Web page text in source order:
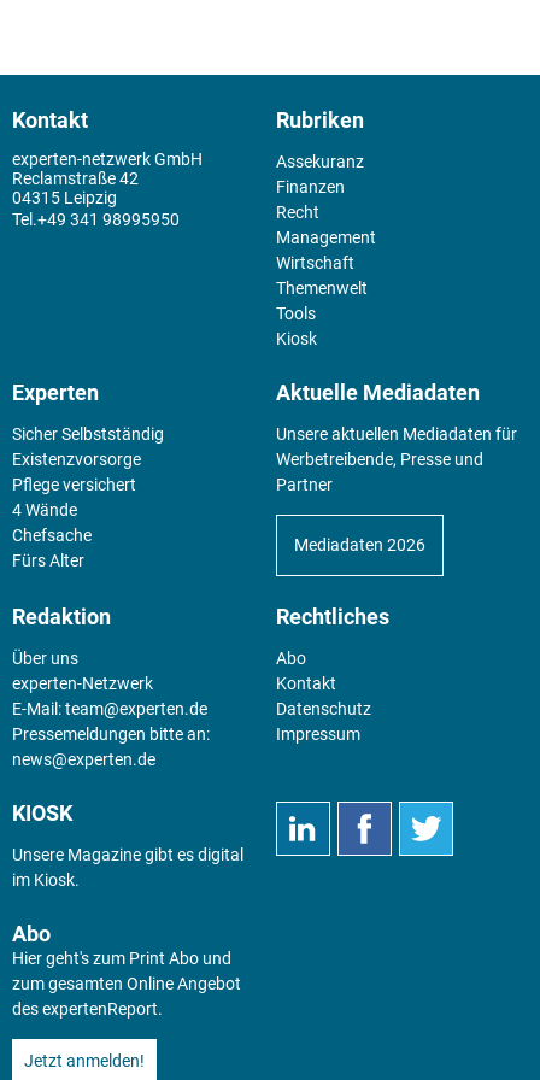
Kontakt
experten-netzwerk GmbH
Reclamstraße 42
04315 Leipzig
+49 341 98995950
Rubriken
Assekuranz
Finanzen
Recht
Management
Wirtschaft
Themenwelt
Tools
Kiosk
Experten
Sicher Selbstständig
Existenz­vorsorge
Pflege versichert
4 Wände
Chefsache
Fürs Alter
Aktuelle Mediadaten
Unsere aktuellen Mediadaten für
Werbetreibende, Presse und
Partner
Mediadaten 2026
Redaktion
Über uns
experten-Netzwerk
E-Mail:team@experten.de
Pressemeldungen bitte an:
news@experten.de
Rechtliches
Abo
Kontakt
Datenschutz
Impressum
KIOSK
Unsere Magazine gibt es digital
im Kiosk.
Abo
Hier geht's zum Print Abo und
zum gesamten Online Angebot
des expertenReport.
Jetzt anmelden!